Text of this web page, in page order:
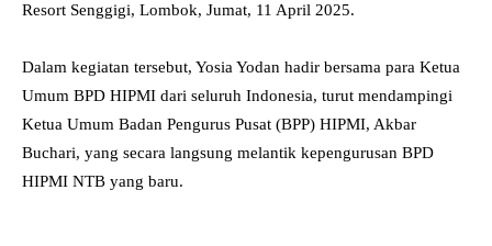
Resort Senggigi, Lombok, Jumat, 11 April 2025.
Dalam kegiatan tersebut, Yosia Yodan hadir bersama para Ketua
Umum BPD HIPMI dari seluruh Indonesia, turut mendampingi
Ketua Umum Badan Pengurus Pusat (BPP) HIPMI, Akbar
Buchari, yang secara langsung melantik kepengurusan BPD
HIPMI NTB yang baru.